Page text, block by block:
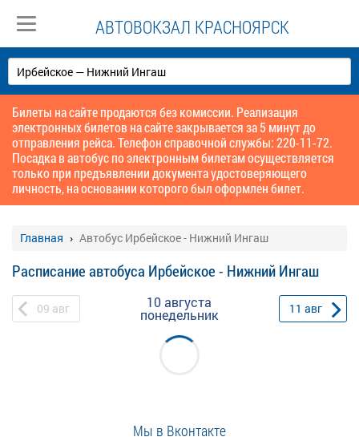
АВТОВОКЗАЛ КРАСНОЯРСК
Билеты на сайте продаются без комиссии. Реализация
электронных билетов на сайте закрывается за 5 минут до
отправления рейса. Телефон справочной службы: 220-11-72.
Посадка в автобус по электронным билетам осуществляется
только при предъявлении документа удостоверяющего
личность, на основании которого был оформлен билет.
Главная Автобус Ирбейское - Нижний Ингаш
Расписание автобуса Ирбейское - Нижний Ингаш
09 авг 10 августа
понедельник 11 авг
Мы в Вконтакте